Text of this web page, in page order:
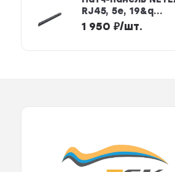
RJ45, 5e, 19&q...
1 950 ₽/шт.